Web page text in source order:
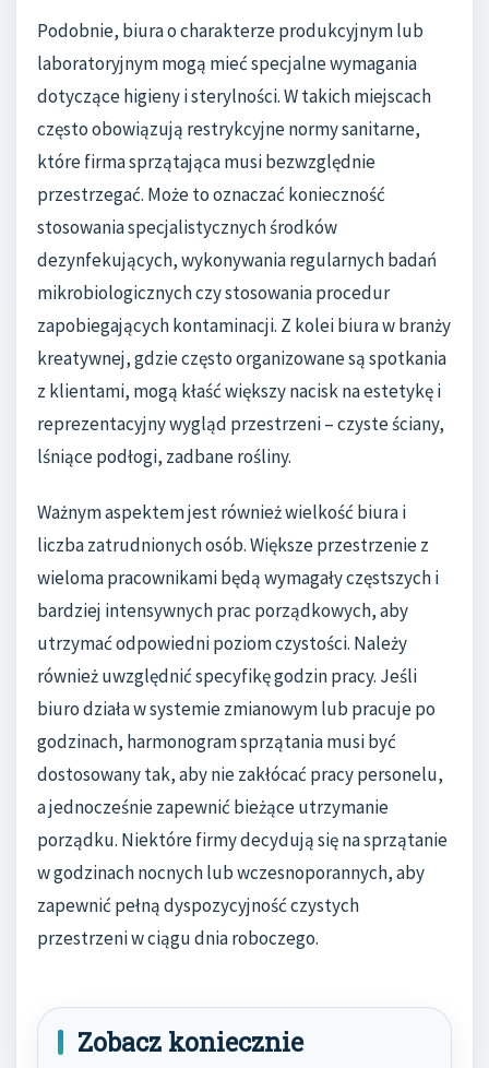
Podobnie, biura o charakterze produkcyjnym lub
laboratoryjnym mogą mieć specjalne wymagania
dotyczące higieny i sterylności. W takich miejscach
często obowiązują restrykcyjne normy sanitarne,
które firma sprzątająca musi bezwzględnie
przestrzegać. Może to oznaczać konieczność
stosowania specjalistycznych środków
dezynfekujących, wykonywania regularnych badań
mikrobiologicznych czy stosowania procedur
zapobiegających kontaminacji. Z kolei biura w branży
kreatywnej, gdzie często organizowane są spotkania
z klientami, mogą kłaść większy nacisk na estetykę i
reprezentacyjny wygląd przestrzeni – czyste ściany,
lśniące podłogi, zadbane rośliny.
Ważnym aspektem jest również wielkość biura i
liczba zatrudnionych osób. Większe przestrzenie z
wieloma pracownikami będą wymagały częstszych i
bardziej intensywnych prac porządkowych, aby
utrzymać odpowiedni poziom czystości. Należy
również uwzględnić specyfikę godzin pracy. Jeśli
biuro działa w systemie zmianowym lub pracuje po
godzinach, harmonogram sprzątania musi być
dostosowany tak, aby nie zakłócać pracy personelu,
a jednocześnie zapewnić bieżące utrzymanie
porządku. Niektóre firmy decydują się na sprzątanie
w godzinach nocnych lub wczesnoporannych, aby
zapewnić pełną dyspozycyjność czystych
przestrzeni w ciągu dnia roboczego.
Zobacz koniecznie